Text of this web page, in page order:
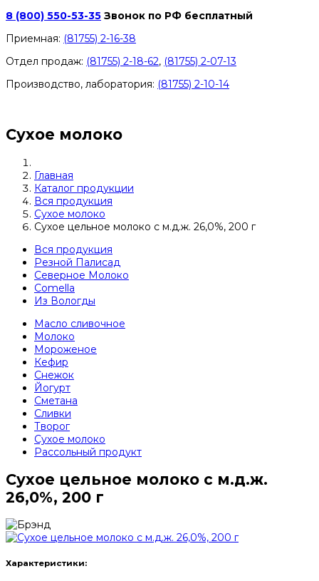
8 (800) 550-53-35 Звонок по РФ бесплатный
Приемная: (81755) 2-16-38
Отдел продаж: (81755) 2-18-62, (81755) 2-07-13
Производство, лаборатория: (81755) 2-10-14
Сухое молоко
Главная
Каталог продукции
Вся продукция
Сухое молоко
Сухое цельное молоко с м.д.ж. 26,0%, 200 г
Вся продукция
Резной Палисад
Северное Молоко
Comеlla
Из Вологды
Масло сливочное
Молоко
Мороженое
Кефир
Снежок
Йогурт
Сметана
Сливки
Творог
Сухое молоко
Рассольный продукт
Сухое цельное молоко с м.д.ж.
26,0%, 200 г
Характеристики: